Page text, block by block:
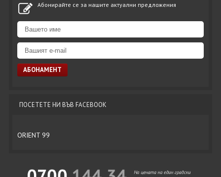
Абонирайте се за нашите актуални предложения
ПОСЕТЕТЕ НИ ВЪВ FACEBOOK
ORIENT 99